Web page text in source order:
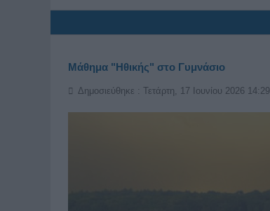
Μάθημα "Ηθικής" στο Γυμνάσιο
Δημοσιεύθηκε : Τετάρτη, 17 Ιουνίου 2026 14:29